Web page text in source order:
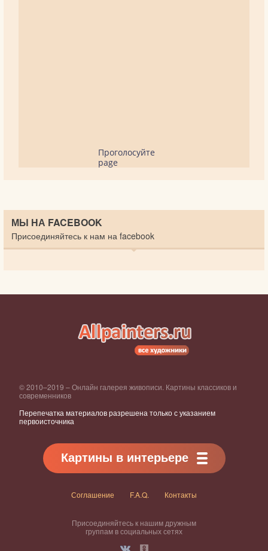
Проголосуйте
page
МЫ НА FACEBOOK
Присоединяйтесь к нам на facebook
© 2010–2019 – Онлайн галерея живописи. Картины классиков и
современников
Перепечатка материалов разрешена только с указанием
первоисточника
Картины в интерьере
Соглашение F.A.Q. Контакты
Присоединяйтесь к нашим дружным
группам в социальных сетях